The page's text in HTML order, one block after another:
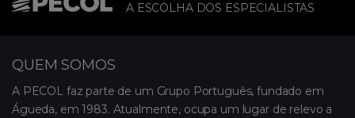
A ESCOLHA DOS ESPECIALISTAS
QUEM SOMOS
A PECOL faz parte de um Grupo Português, fundado em
Águeda, em 1983. Atualmente, ocupa um lugar de relevo a